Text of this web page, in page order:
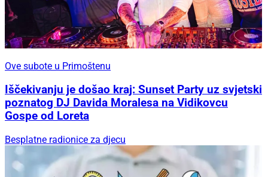
Ove subote u Primoštenu
Iščekivanju je došao kraj: Sunset Party uz svjetski
poznatog DJ Davida Moralesa na Vidikovcu
Gospe od Loreta
Besplatne radionice za djecu